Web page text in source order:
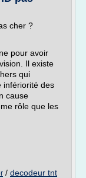
cher ?
pour avoir
Il existe
qui
infériorité des
cause
rôle que les
/ decodeur tnt